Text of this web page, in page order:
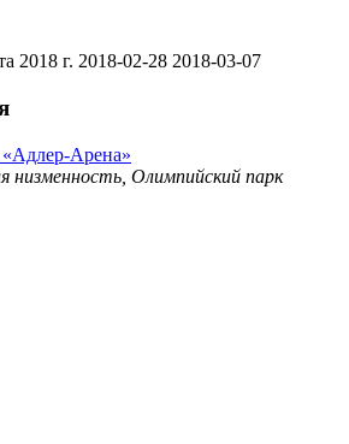
2018 г. 2018-02-28 2018-03-07
Арена»
низменность, Олимпийский парк